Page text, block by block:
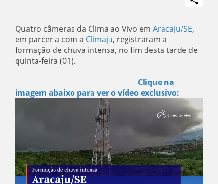
Quatro câmeras da Clima ao Vivo em Aracaju/SE,
em parceria com a Climaju, registraram a
formação de chuva intensa, no fim desta tarde de
quinta-feira (01).
Clique na
imagem abaixo para ver o vídeo exclusivo: